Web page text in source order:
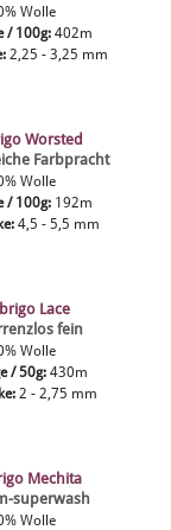
Wolle
/ 100g: 402m
2,25 - 3,25 mm
Worsted
Farbpracht
Wolle
/ 100g: 192m
4,5 - 5,5 mm
Lace
fein
Wolle
/ 50g:430m
2 - 2,75 mm
Mechita
superwash
Wolle